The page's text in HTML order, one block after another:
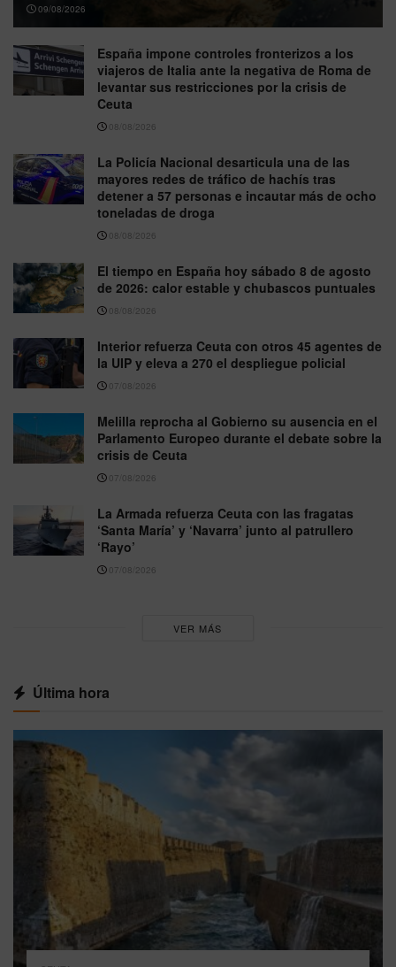
09/08/2026
España impone controles fronterizos a los
viajeros de Italia ante la negativa de Roma de
levantar sus restricciones por la crisis de
Ceuta
08/08/2026
La Policía Nacional desarticula una de las
mayores redes de tráfico de hachís tras
detener a 57 personas e incautar más de ocho
toneladas de droga
08/08/2026
El tiempo en España hoy sábado 8 de agosto
de 2026: calor estable y chubascos puntuales
08/08/2026
Interior refuerza Ceuta con otros 45 agentes de
la UIP y eleva a 270 el despliegue policial
07/08/2026
Melilla reprocha al Gobierno su ausencia en el
Parlamento Europeo durante el debate sobre la
crisis de Ceuta
07/08/2026
La Armada refuerza Ceuta con las fragatas
‘Santa María’ y ‘Navarra’ junto al patrullero
‘Rayo’
07/08/2026
VER MÁS
Última hora